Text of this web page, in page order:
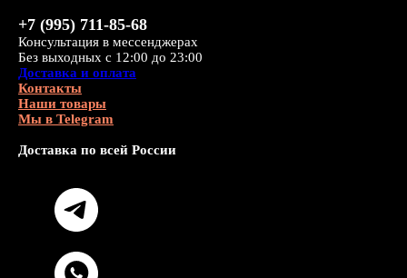
+7 (995) 711-85-68
Консультация в мессенджерах
Без выходных с 12:00 до 23:00
Доставка и оплата
Контакты
Наши товары
Мы в Telegram
Доставка по всей России